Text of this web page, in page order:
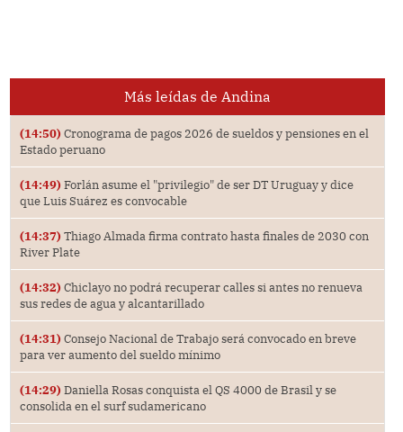
Más leídas de Andina
(14:50) Cronograma de pagos 2026 de sueldos y pensiones en el
Estado peruano
(14:49) Forlán asume el "privilegio" de ser DT Uruguay y dice
que Luis Suárez es convocable
(14:37) Thiago Almada firma contrato hasta finales de 2030 con
River Plate
(14:32) Chiclayo no podrá recuperar calles si antes no renueva
sus redes de agua y alcantarillado
(14:31) Consejo Nacional de Trabajo será convocado en breve
para ver aumento del sueldo mínimo
(14:29) Daniella Rosas conquista el QS 4000 de Brasil y se
consolida en el surf sudamericano